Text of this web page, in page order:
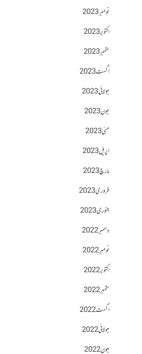
نومبر 2023
اکتوبر 2023
ستمبر 2023
اگست 2023
جولائی 2023
جون 2023
مئی 2023
اپریل 2023
مارچ 2023
فروری 2023
جنوری 2023
دسمبر 2022
نومبر 2022
اکتوبر 2022
ستمبر 2022
اگست 2022
جولائی 2022
جون 2022